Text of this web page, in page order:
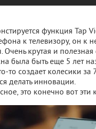
функция Tap
к телевизору, он к
Очень крутая и
была быть еще 5 лет
то создает колесики за
делать инновации.
это конечно вот эти